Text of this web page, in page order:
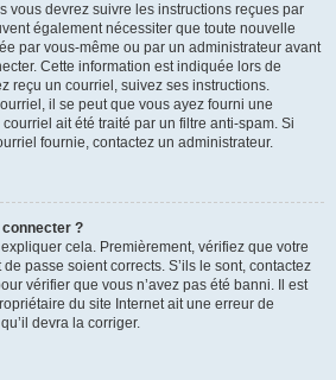
vous devrez suivre les instructions reçues par
également nécessiter que toute nouvelle
par vous-même ou par un administrateur avant
Cette information est indiquée lors de
reçu un courriel, suivez ses instructions.
il se peut que vous ayez fourni une
ait été traité par un filtre anti-spam. Si
fournie, contactez un administrateur.
connecter ?
cela. Premièrement, vérifiez que votre
passe soient corrects. S’ils le sont, contactez
vérifier que vous n’avez pas été banni. Il est
du site Internet ait une erreur de
devra la corriger.